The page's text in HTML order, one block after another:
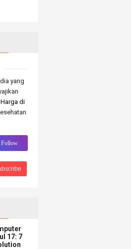
yang
Harga di
Follow
17: 7